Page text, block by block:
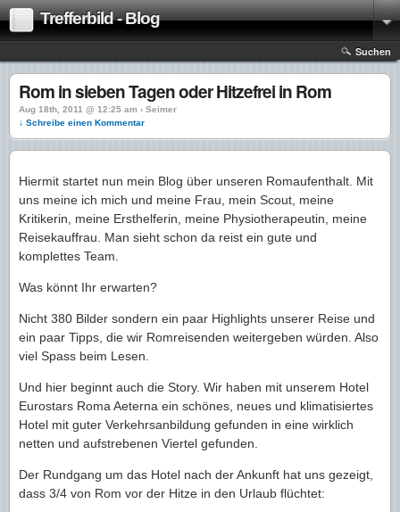
Trefferbild - Blog
Suchen
Rom in sieben Tagen oder Hitzefrei in Rom
Aug 18th, 2011 @ 12:25 am › Seimer
↓ Schreibe einen Kommentar
Hiermit startet nun mein Blog über unseren Romaufenthalt. Mit
uns meine ich mich und meine Frau, mein Scout, meine
Kritikerin, meine Ersthelferin, meine Physiotherapeutin, meine
Reisekauffrau. Man sieht schon da reist ein gute und
komplettes Team.
Was könnt Ihr erwarten?
Nicht 380 Bilder sondern ein paar Highlights unserer Reise und
ein paar Tipps, die wir Romreisenden weitergeben würden. Also
viel Spass beim Lesen.
Und hier beginnt auch die Story. Wir haben mit unserem Hotel
Eurostars Roma Aeterna ein schönes, neues und klimatisiertes
Hotel mit guter Verkehrsanbildung gefunden in eine wirklich
netten und aufstrebenen Viertel gefunden.
Der Rundgang um das Hotel nach der Ankunft hat uns gezeigt,
dass 3/4 von Rom vor der Hitze in den Urlaub flüchtet: